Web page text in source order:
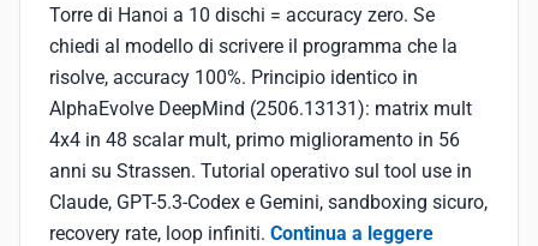
Torre di Hanoi a 10 dischi = accuracy zero. Se
chiedi al modello di scrivere il programma che la
risolve, accuracy 100%. Principio identico in
AlphaEvolve DeepMind (2506.13131): matrix mult
4x4 in 48 scalar mult, primo miglioramento in 56
anni su Strassen. Tutorial operativo sul tool use in
Claude, GPT-5.3-Codex e Gemini, sandboxing sicuro,
recovery rate, loop infiniti. Continua a leggere